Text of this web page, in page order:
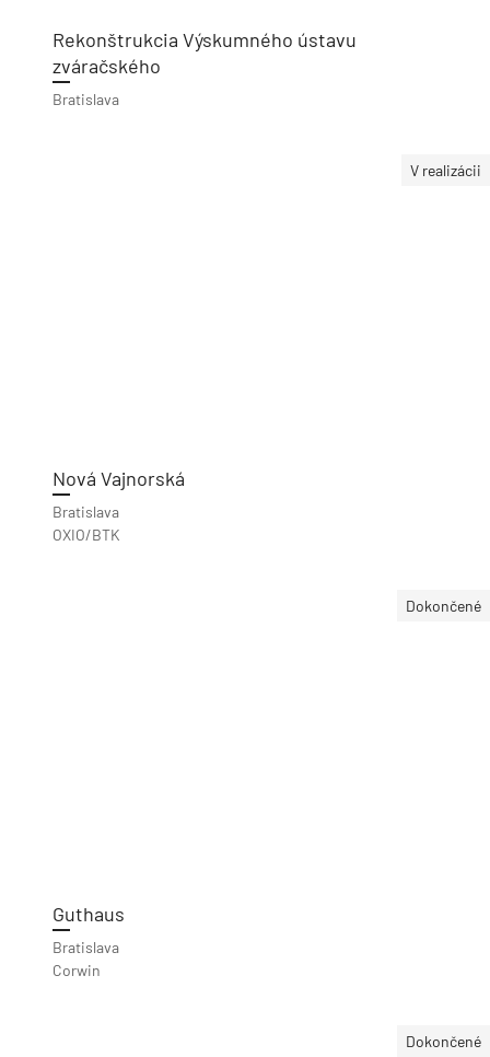
Rekonštrukcia Výskumného ústavu
zváračského
Bratislava
V realizácii
Nová Vajnorská
Bratislava
OXIO/BTK
Dokončené
Guthaus
Bratislava
Corwin
Dokončené